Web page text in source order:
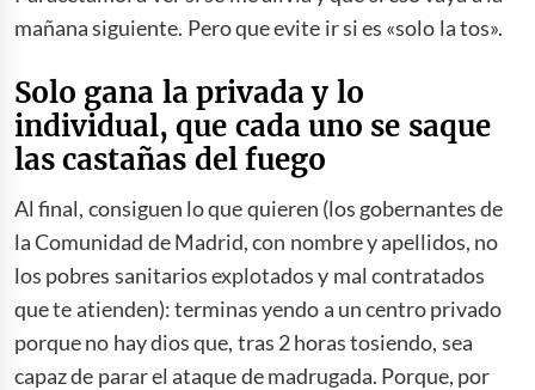
mañana siguiente. Pero que evite ir si es «solo la tos».
Solo gana la privada y lo
individual, que cada uno se saque
las castañas del fuego
Al final, consiguen lo que quieren (los gobernantes de
la Comunidad de Madrid, con nombre y apellidos, no
los pobres sanitarios explotados y mal contratados
que te atienden): terminas yendo a un centro privado
porque no hay dios que, tras 2 horas tosiendo, sea
capaz de parar el ataque de madrugada. Porque, por